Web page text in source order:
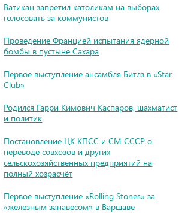
Ватикан запретил католикам на выборах
голосовать за коммунистов
Проведение Францией испытания ядерной
бомбы в пустыне Сахара
Первое выступление ансамбля Битлз в «Star
Club»
Родился Гарри Кимович Каспаров, шахматист
и политик
Постановление ЦК КПСС и СМ СССР о
переводе совхозов и других
сельскохозяйственных предприятий на
полный хозрасчёт
Первое выступление «Rolling Stones» за
«железным занавесом» в Варшаве